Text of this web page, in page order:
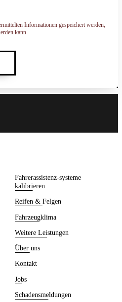
Informationen gespeichert werden,
kann
Fahrerassistenz-systeme
kalibrieren
Reifen & Felgen
Fahrzeugklima
Weitere Leistungen
Über uns
Kontakt
Jobs
Schadensmeldungen